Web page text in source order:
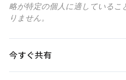
略が特定の個人に適しているこ
りません。
今すぐ共有